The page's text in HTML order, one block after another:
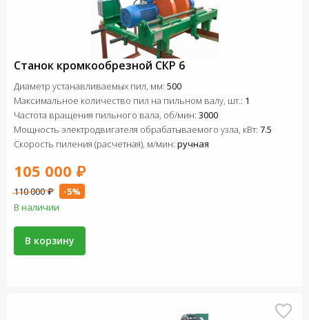
Станок кромкообрезной СКР 6
Диаметр устанавливаемых пил, мм: 500
Максимальное количество пил на пильном валу, шт.: 1
Частота вращения пильного вала, об/мин: 3000
Мощность электродвигателя обрабатываемого узла, кВт: 7.5
Скорость пиления (расчетная), м/мин: ручная
105 000 ₽
110 000 ₽
-5%
В наличии
В корзину